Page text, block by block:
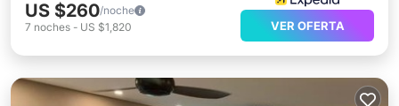
US $260/noche
7 noches - US $1,820 VER OFERTA